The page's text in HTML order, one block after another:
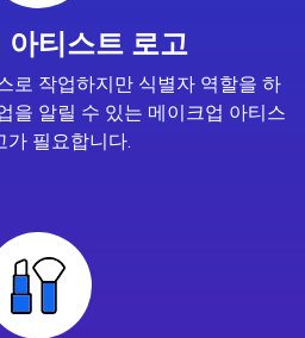
아티스트 로고
로 작업하지만 식별자 역할을 하
을 알릴 수 있는 메이크업 아티스
가 필요합니다.